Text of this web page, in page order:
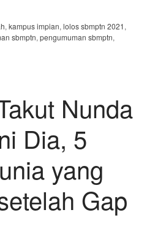
, kampus impian, lolos sbmptn 2021,
sbmptn, pengumuman sbmptn,
Nunda
Dia, 5
yang
Gap